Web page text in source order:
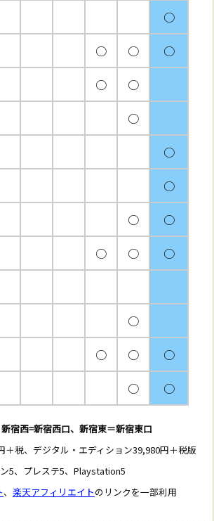
○
○ ○
○
○
○
○
○
○
○
○
○ ○
○
○
○ ○
○
○ ○
宿西=新宿西口、新宿東＝新宿東口
＋税、デジタル・エディション39,980円＋税版
5、プレステ5、Playstation5
、 楽天アフィリエイトのリンクを一部利用